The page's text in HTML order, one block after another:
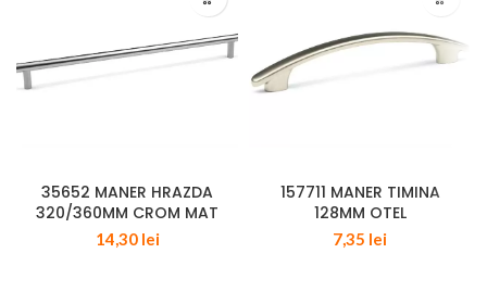
35652 MANER HRAZDA
320/360MM CROM MAT
14,30 lei
157711 MANER TIMINA
128MM OTEL
7,35 lei